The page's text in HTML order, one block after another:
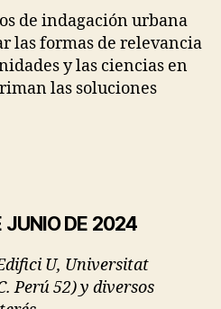
de indagación urbana
las formas de relevancia
y las ciencias en
las soluciones
JUNIO DE 2024
U, Universitat
Perú 52) y diversos